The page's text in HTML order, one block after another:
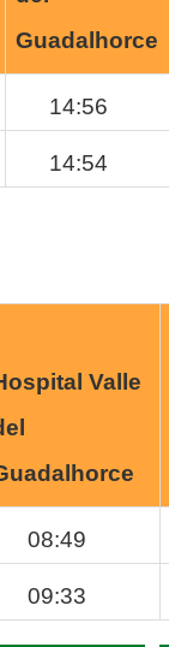
Guadalhorce
14:56
14:54
Valle
08:49
09:33